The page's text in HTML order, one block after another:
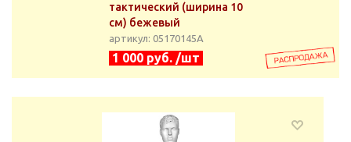
тактический (ширина 10
см) бежевый
артикул: 05170145А
1 000 руб. /шт